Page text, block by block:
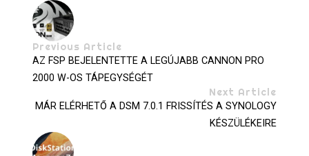
Previous Article
AZ FSP BEJELENTETTE A LEGÚJABB CANNON PRO
2000 W-OS TÁPEGYSÉGÉT
Next Article
MÁR ELÉRHETŐ A DSM 7.0.1 FRISSÍTÉS A SYNOLOGY
KÉSZÜLÉKEIRE